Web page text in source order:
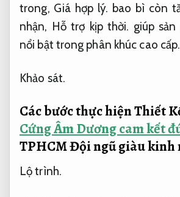
trong, Giá hợp lý. bao bì còn
nhận, Hỗ trợ kịp thời. giúp
nổi bật trong phân khúc cao cấp.
Khảo sát.
Các bước thực hiện Thiết
Cứng Âm Dương cam kết
TPHCMĐội ngũ giàu kinh
Lộ trình.